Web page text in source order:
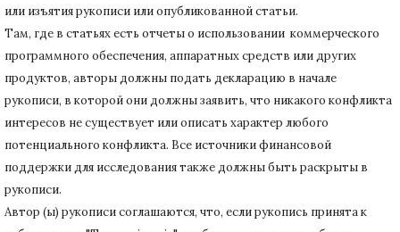
или изъятия рукописи или опубликованной статьи.
Там, где в статьях есть отчеты о использовании коммерческого
программного обеспечения, аппаратных средств или других
продуктов, авторы должны подать декларацию в начале
рукописи, в которой они должны заявить, что никакого конфликта
интересов не существует или описать характер любого
потенциального конфликта. Все источники финансовой
поддержки для исследования также должны быть раскрыты в
рукописи.
Автор (ы) рукописи соглашаются, что, если рукопись принята к